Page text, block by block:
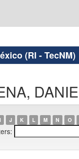
(RI - TecNM)
I J K L M N O